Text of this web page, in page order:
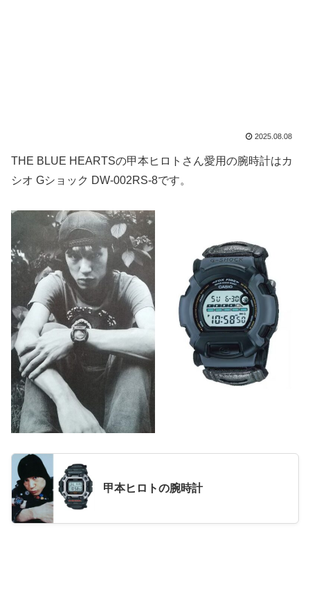
2025.08.08
THE BLUE HEARTSの甲本ヒロトさん愛用の腕時計はカ
シオ Gショック DW-002RS-8です。
甲本ヒロトの腕時計